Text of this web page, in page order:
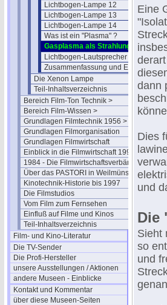
Lichtbogen-Lampe 12
Lichtbogen-Lampe 13
Lichtbogen-Lampe 14
Was ist ein "Plasma" ?
Gasplasma als Strahlungsquelle
Lichtbogen-Lautsprecher 1974
Zusammenfassung und Ergänzungen
Die Xenon Lampe
Teil-Inhaltsverzeichnis
Bereich Film-Ton Technik >
Bereich Film-Wissen >
Grundlagen Filmtechnik 1956 >
Grundlagen Filmorganisation
Grundlagen Filmwirtschaft
Einblick in die Filmwirtschaft 1994
1984 - Die Filmwirtschaftsverbände
Über das PASTORI in Weilmünster
Kinotechnik-Historie bis 1997
Die Filmstudios
Vom Film zum Fernsehen
Einfluß auf Filme und Kinos
Teil-Inhaltsverzeichnis
Film- und Kino-Literatur
Die TV-Sender
Die Profi-Hersteller
unsere Ausstellungen / Aktionen
andere Museen - Einblicke
Kontakt und Kommentar
über diese Museen-Seiten
Eine
dann
Dies
und
Die
Sieht
so
und